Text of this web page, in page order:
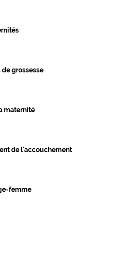
de grossesse
maternité
de l'accouchement
femme